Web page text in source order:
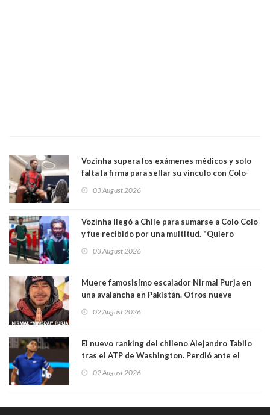
Vozinha supera los exámenes médicos y solo
falta la firma para sellar su vínculo con Colo-
03 August 2026
Vozinha llegó a Chile para sumarse a Colo Colo
y fue recibido por una multitud. "Quiero
hinchas"
03 August 2026
Muere famosisímo escalador Nirmal Purja en
una avalancha en Pakistán. Otros nueve
02 August 2026
El nuevo ranking del chileno Alejandro Tabilo
tras el ATP de Washington. Perdió ante el
02 August 2026